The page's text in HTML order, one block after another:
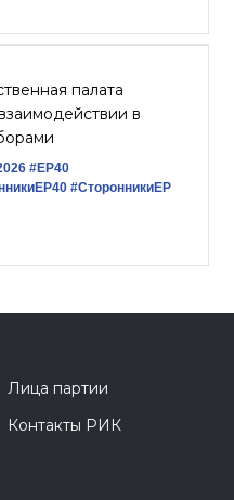
палата
в
#ЕР40
#СторонникиЕР
Лица партии
Контакты РИК